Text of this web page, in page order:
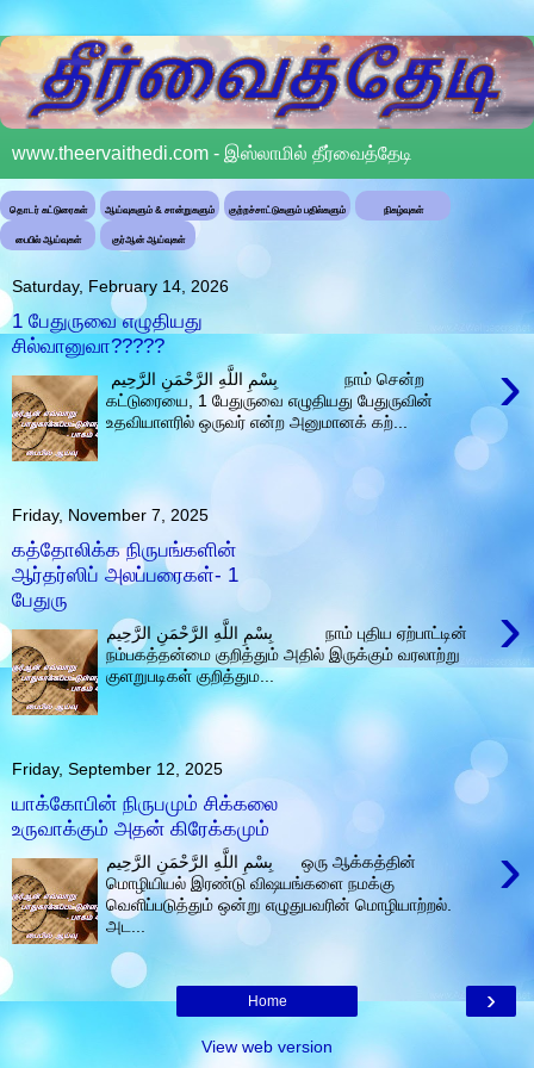
www.theervaithedi.com - இஸ்லாமில் தீர்வைத்தேடி
தொடர் கட்டுரைகள் ஆய்வுகளும் & சான்றுகளும் குற்றச்சாட்டுகளும் பதில்களும் நிகழ்வுகள்
பைபில் ஆய்வுகள் குர்ஆன் ஆய்வுகள்
Saturday, February 14, 2026
1 பேதுருவை எழுதியது
சில்வானுவா?????
›
கட்டுரையை, 1 பேதுருவை எழுதியது பேதுருவின்
உதவியாளரில் ஒருவர் என்ற அனுமானக் கற்...
Friday, November 7, 2025
கத்தோலிக்க நிருபங்களின்
ஆர்தர்ஸிப் அலப்பரைகள்- 1
பேதுரு
›
بِسْمِ اللَّهِ الرَّحْمَنِ الرَّحِيم நாம் புதிய ஏற்பாட்டின்
நம்பகத்தன்மை குறித்தும் அதில் இருக்கும் வரலாற்று
குளறுபடிகள் குறித்தும...
Friday, September 12, 2025
யாக்கோபின் நிருபமும் சிக்கலை
உருவாக்கும் அதன் கிரேக்கமும்
›
بِسْمِ اللَّهِ الرَّحْمَنِ الرَّحِيم ஒரு ஆக்கத்தின்
மொழியியல் இரண்டு விஷயங்களை நமக்கு
வெளிப்படுத்தும் ஒன்று எழுதுபவரின் மொழியாற்றல்.
அட...
›
Home
View web version